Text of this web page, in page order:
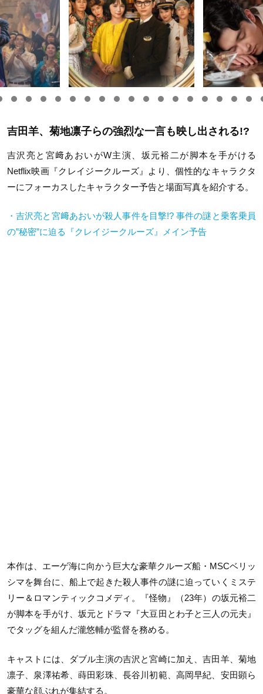
吉田羊、菊地凛子らの強烈な一言も映し出される!?
吉沢亮と宮﨑あおいがW主演、坂元裕二が脚本を手がける
Netflix映画『クレイジークルーズ』より、個性的なキャラクタ
ーにフォーカスしたキャラクター予告と場面写真を紹介する。
・吉沢亮と宮﨑あおいが殺人事件を目撃!? 事件の謎と乗客乗員
の”秘密”に迫る『クレイジークルーズ』メイン予告
本作は、エーゲ海に向かう巨大な豪華クルーズ船・MSCベリッ
シマを舞台に、船上で起きた殺人事件の謎に迫っていくミステ
リー＆ロマンティックコメディ。『怪物』（23年）の坂元裕二
が脚本を手がけ、坂元とドラマ『大豆田とわ子と三人の元夫』
でタッグを組んだ瀧悠輔が監督を務める。
キャストには、ダブル主演の吉沢と宮崎に加え、吉田羊、菊地
凛子、泉澤祐希、蒔田彩珠、長谷川初範、高岡早紀、安田顕ら
豪華な顔ぶれが集結する。